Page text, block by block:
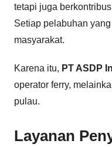
tetapi juga
Setiap pelabuhan
masyarakat.
Karena itu, PT ASDP
operator ferry,
pulau.
Layanan